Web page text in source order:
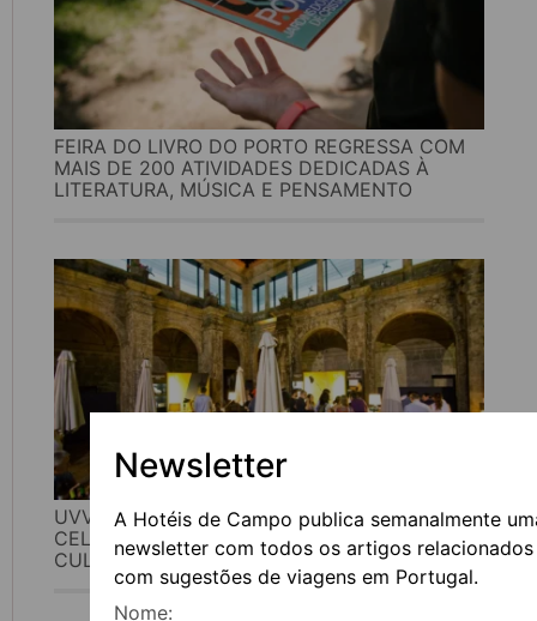
Newsletter
A Hotéis de Campo publica semanalmente
newsletter com todos os artigos relacionados
com sugestões de viagens em Portugal.
Nome:
FEIRA DO LIVRO DO PORTO REGRESSA COM
MAIS DE 200 ATIVIDADES DEDICADAS À
LITERATURA, MÚSICA E PENSAMENTO
UVVA REGRESSA A AMARANTE PARA
CELEBRAR O VINHO, A GASTRONOMIA E A
CULTURA